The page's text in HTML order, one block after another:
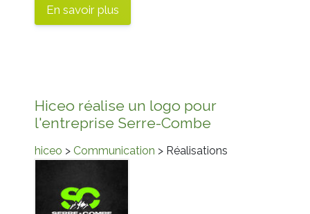
En savoir plus
Hiceo réalise un logo pour
l'entreprise Serre-Combe
hiceo > Communication > Réalisations